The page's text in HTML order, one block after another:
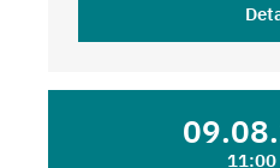
11:00